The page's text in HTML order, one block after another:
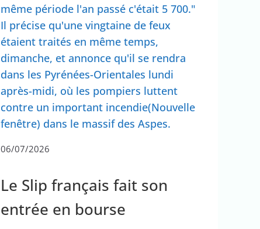
même période l'an passé c'était 5 700."
Il précise qu'une vingtaine de feux
étaient traités en même temps,
dimanche, et annonce qu'il se rendra
dans les Pyrénées-Orientales lundi
après-midi, où les pompiers luttent
contre un important incendie(Nouvelle
fenêtre) dans le massif des Aspes.
06/07/2026
Le Slip français fait son
entrée en bourse